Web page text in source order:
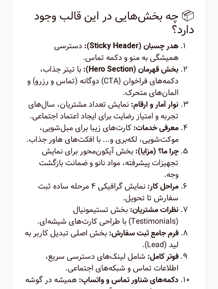
📦 چه بخش‌هایی در این قالب وجود
دارد؟
هدر چسبان (Sticky Header):
دسترسی
همیشگی به منو و دکمه تماس.
بخش قهرمان (Hero Section):
با تیتر جذاب،
دکمه‌های فراخوان (CTA) دوگانه (تماس و رزرو) و
المان‌های متحرک.
نوار آمار و ارقام:نمایش تعداد مشتریان، سال‌های
تجربه و امتیاز رضایت برای ایجاد اعتماد اجتماعی.
معرفی خدمات:کارت‌های زیبا برای مبل‌شویی،
موکت‌شویی، لکه‌بری و... با افکت‌های هاور جذاب.
چرا ما؟ (مزایا):بخش آیکون‌محور برای نمایش
تجهیزات پیشرفته، مواد نانو و ضمانت بازگشت
وجه.
مراحل کار:
نمایش گرافیکی ۴ مرحله ساده ثبت
سفارش تا تحویل.
نظرات مشتریان:بخش تستیمونیال
(Testimonials) با طراحی کارت‌های شیشه‌ای.
فرم جامع ثبت سفارش:بخش اصلی تبدیل کاربر به
لید (Lead).
فوتر کامل: شامل لینک‌های دسترسی سریع،
اطلاعات تماس و شبکه‌های اجتماعی.
دکمه‌های شناور تماس و واتساپ: همیشه در گوشه